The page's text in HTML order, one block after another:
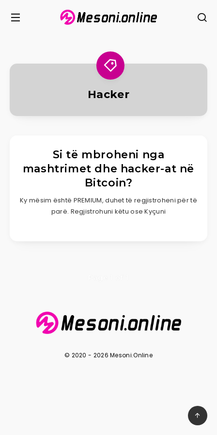
Hacker
Si të mbroheni nga
mashtrimet dhe hacker-at në
Bitcoin?
Ky mësim është PREMIUM, duhet të regjistroheni për të
parë. Regjistrohuni këtu ose Kyçuni
© 2020 - 2026 Mesoni.Online